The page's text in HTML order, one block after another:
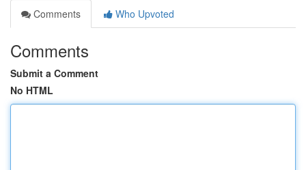
Comments
Who Upvoted
Comments
Submit a Comment
No HTML